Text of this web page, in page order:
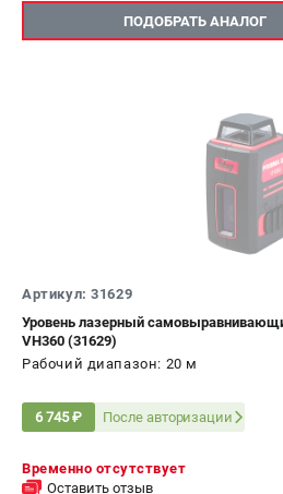
ПОДОБРАТЬ АНАЛОГ
Артикул: 31629
Уровень лазерный
VH360 (31629)
Рабочий диапазон: 20 м
6 745 ₽ После авторизации
Временно отсутствует
Оставить отзыв